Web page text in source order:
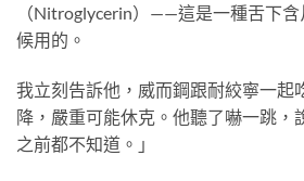
（Nitroglycerin）——這是一種舌下
候用的。
我立刻告訴他，威而鋼跟耐絞寧一起
降，嚴重可能休克。他聽了嚇一跳，
之前都不知道。」